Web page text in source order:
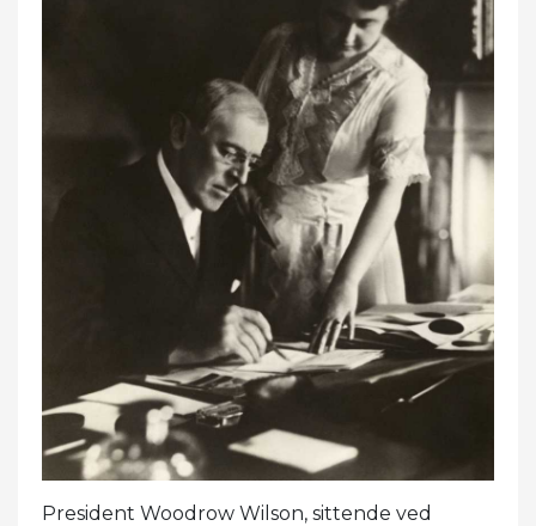
President Woodrow Wilson, sittende ved